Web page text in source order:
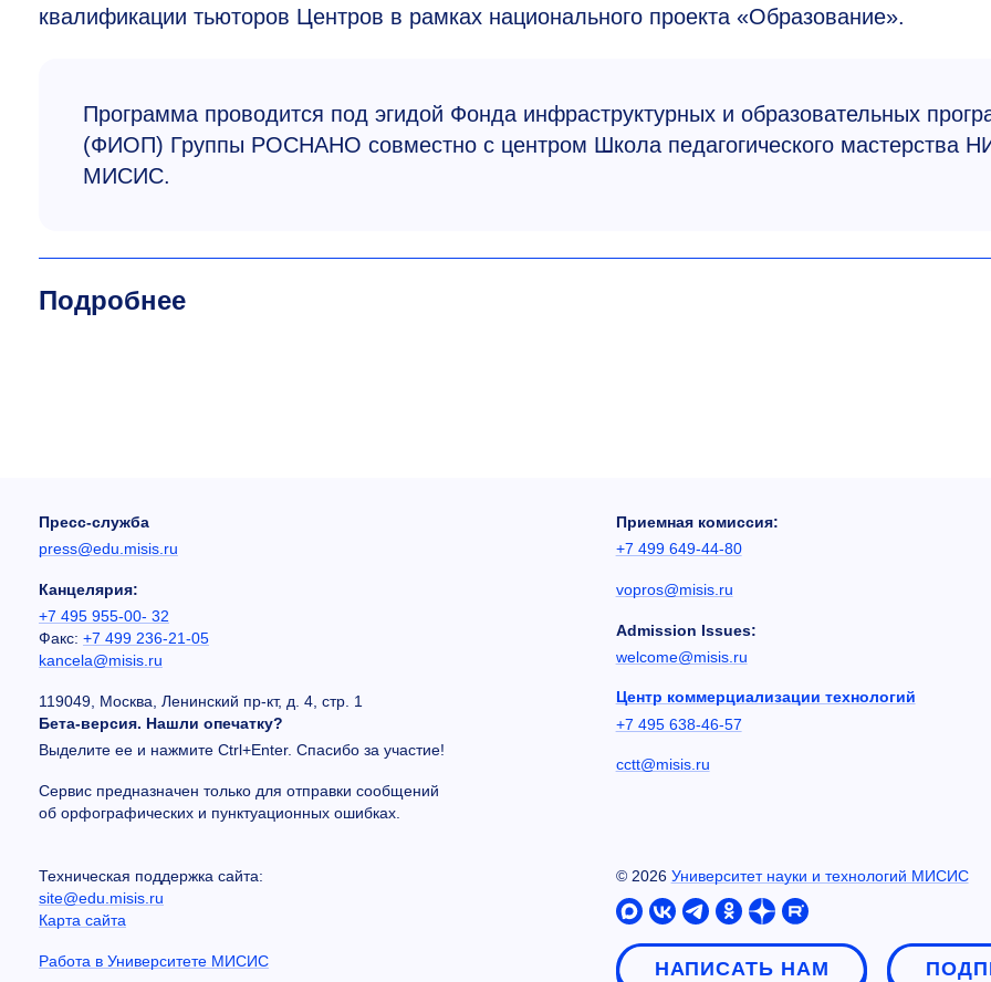
квалификации тьюторов Центров в рамках национального проекта «Образование».
Программа проводится под эгидой Фонда инфраструктурных и образовательных
(ФИОП) Группы РОСНАНО совместно с центром Школа педагогического мастерства
МИСИС.
Подробнее
Пресс-служба
press@edu.misis.ru
Канцелярия:
+7 495 955-00- 32
Факс: +7 499 236-21-05
kancela@misis.ru
119049, Москва, Ленинский пр-кт, д. 4, стр. 1
Бета-версия. Нашли опечатку?
Выделите ее и нажмите Ctrl+Enter. Спасибо за участие!
Сервис предназначен только для отправки сообщений
об орфографических и пунктуационных ошибках.
Приемная комиссия:
+7 499 649-44-80
vopros@misis.ru
Admission Issues:
welcome@misis.ru
Центр коммерциализации технологий
+7 495 638-46-57
cctt@misis.ru
Техническая поддержка сайта:
site@edu.misis.ru
Карта сайта
Работа в Университете МИСИС
© 2026 Университет науки и технологий МИСИС
НАПИСАТЬ НАМ